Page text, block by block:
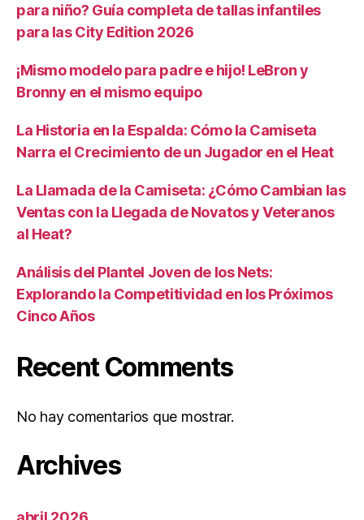
para niño? Guía completa de tallas infantiles
para las City Edition 2026
¡Mismo modelo para padre e hijo! LeBron y
Bronny en el mismo equipo
La Historia en la Espalda: Cómo la Camiseta
Narra el Crecimiento de un Jugador en el Heat
La Llamada de la Camiseta: ¿Cómo Cambian las
Ventas con la Llegada de Novatos y Veteranos
al Heat?
Análisis del Plantel Joven de los Nets:
Explorando la Competitividad en los Próximos
Cinco Años
Recent Comments
No hay comentarios que mostrar.
Archives